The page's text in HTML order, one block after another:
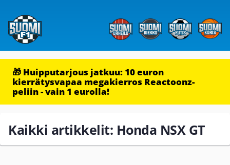
🎁 Huipputarjous jatkuu: 10 euron
kierrätysvapaa megakierros Reactoonz-
peliin - vain 1 eurolla!
Kaikki artikkelit: Honda NSX GT